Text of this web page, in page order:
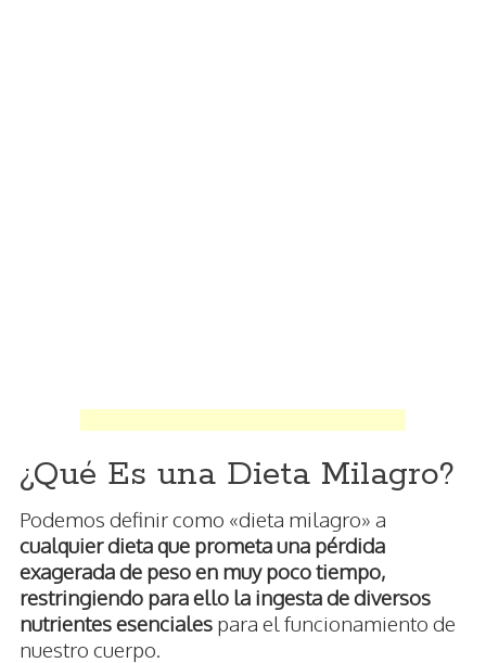
¿Qué Es una Dieta Milagro?
Podemos definir como «dieta milagro» a
cualquier dieta que prometa una pérdida
exagerada de peso en muy poco tiempo,
restringiendo para ello la ingesta de diversos
nutrientes esenciales para el funcionamiento de
nuestro cuerpo.